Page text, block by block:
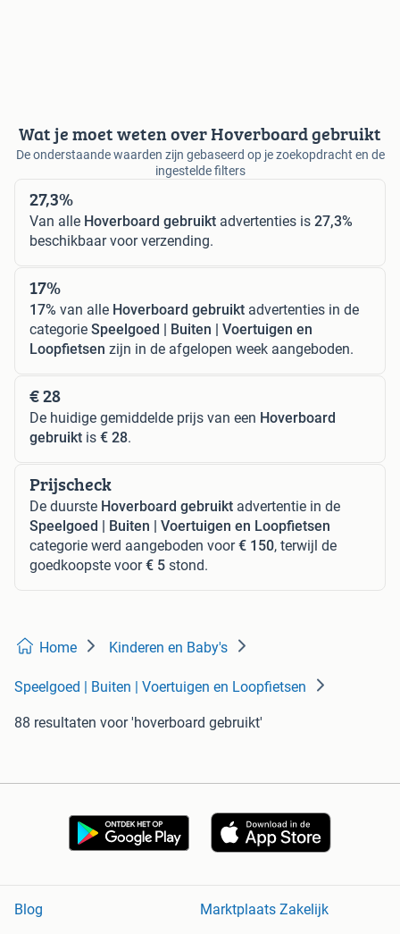
Wat je moet weten over Hoverboard gebruikt
De onderstaande waarden zijn gebaseerd op je zoekopdracht en de
ingestelde filters
27,3%
Van alle Hoverboard gebruikt advertenties is 27,3%
beschikbaar voor verzending.
17%
17% van alle Hoverboard gebruikt advertenties in de
categorie Speelgoed | Buiten | Voertuigen en
Loopfietsen zijn in de afgelopen week aangeboden.
€ 28
De huidige gemiddelde prijs van een Hoverboard
gebruikt is € 28.
Prijscheck
De duurste Hoverboard gebruikt advertentie in de
Speelgoed | Buiten | Voertuigen en Loopfietsen
categorie werd aangeboden voor€ 150, terwijl de
goedkoopste voor€ 5 stond.
Home Kinderen en Baby's
Speelgoed | Buiten | Voertuigen en Loopfietsen
88 resultaten voor 'hoverboard gebruikt'
Blog
Marktplaats Zakelijk